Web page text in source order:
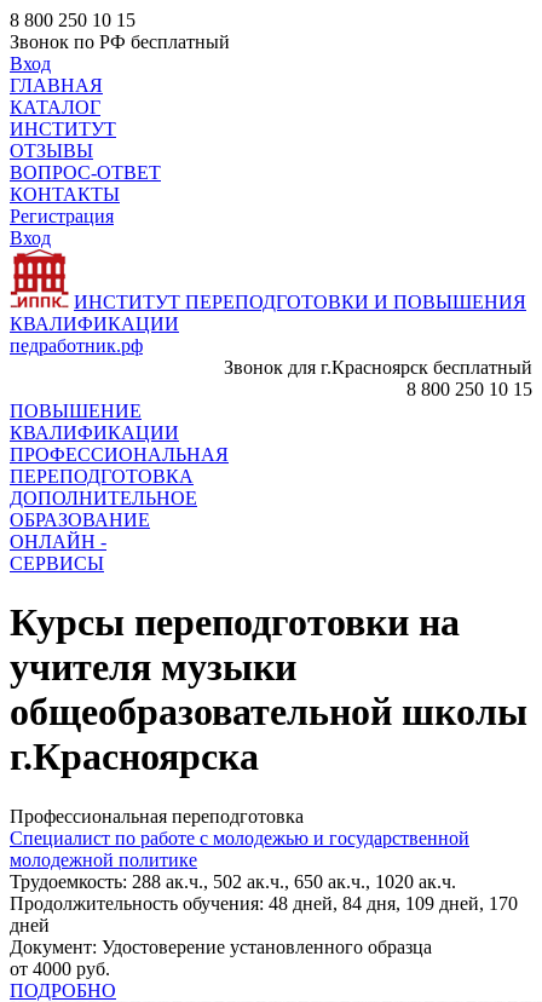
8 800 250 10 15
Звонок по РФ бесплатный
Вход
ГЛАВНАЯ
КАТАЛОГ
ИНСТИТУТ
ОТЗЫВЫ
ВОПРОС-ОТВЕТ
КОНТАКТЫ
Регистрация
Вход
ИНСТИТУТ ПЕРЕПОДГОТОВКИ И ПОВЫШЕНИЯ
КВАЛИФИКАЦИИ
педработник.рф
Звонок для г.Красноярск бесплатный
8 800 250 10 15
ПОВЫШЕНИЕ
КВАЛИФИКАЦИИ
ПРОФЕССИОНАЛЬНАЯ
ПЕРЕПОДГОТОВКА
ДОПОЛНИТЕЛЬНОЕ
ОБРАЗОВАНИЕ
ОНЛАЙН -
СЕРВИСЫ
Курсы переподготовки на
учителя музыки
общеобразовательной школы
г.Красноярска
Профессиональная переподготовка
Специалист по работе с молодежью и государственной
молодежной политике
Трудоемкость: 288 ак.ч., 502 ак.ч., 650 ак.ч., 1020 ак.ч.
Продолжительность обучения: 48 дней, 84 дня, 109 дней, 170
дней
Документ: Удостоверение установленного образца
от 4000 руб.
ПОДРОБНО